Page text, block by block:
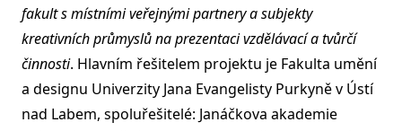
fakult s místními veřejnými partnery a subjekty
kreativních průmyslů na prezentaci vzdělávací a tvůrčí
činnosti. Hlavním řešitelem projektu je Fakulta umění
a designu Univerzity Jana Evangelisty Purkyně v Ústí
nad Labem, spoluřešitelé: Janáčkova akademie